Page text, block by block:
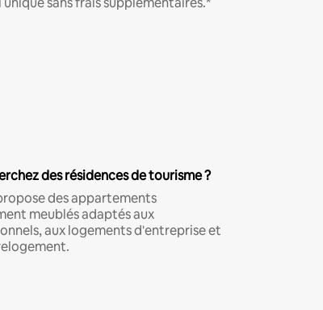
des résidences de tourisme ?
des appartements
meublés adaptés aux
aux logements d'entreprise et